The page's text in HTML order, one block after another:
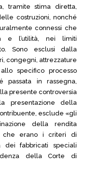
tramite stima diretta,
costruzioni, nonché
connessi che
e l’utilità, nei limiti
Sono esclusi dalla
congegni, attrezzature
specifico processo
passata in rassegna,
presente controversia
presentazione della
esclude «gli
della rendita
che erano i criteri di
dei fabbricati speciali
della Corte di